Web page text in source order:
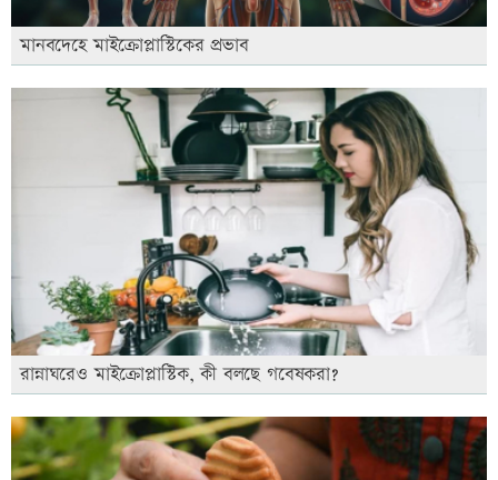
মানবদেহে মাইক্রোপ্লাস্টিকের প্রভাব
রান্নাঘরেও মাইক্রোপ্লাস্টিক, কী বলছে গবেষকরা?